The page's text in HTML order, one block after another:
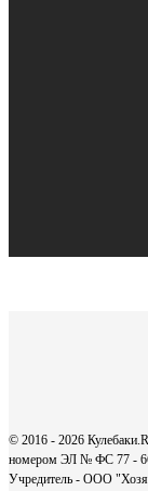
© 2016 - 2026
номером ЭЛ № ФС 77 -
Учредитель - ООО